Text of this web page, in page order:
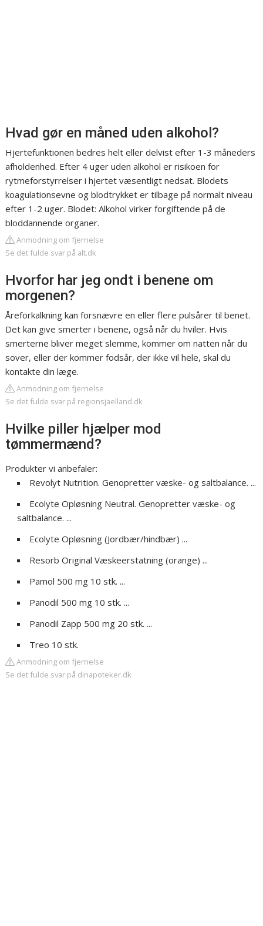
Hvad gør en måned uden alkohol?
Hjertefunktionen bedres helt eller delvist efter 1-3 måneders
afholdenhed. Efter 4 uger uden alkohol er risikoen for
rytmeforstyrrelser i hjertet væsentligt nedsat. Blodets
koagulationsevne og blodtrykket er tilbage på normalt niveau
efter 1-2 uger. Blodet: Alkohol virker forgiftende på de
bloddannende organer.
Anmodning om fjernelse
Se det fulde svar på alt.dk
Hvorfor har jeg ondt i benene om
morgenen?
Åreforkalkning kan forsnævre en eller flere pulsårer til benet.
Det kan give smerter i benene, også når du hviler. Hvis
smerterne bliver meget slemme, kommer om natten når du
sover, eller der kommer fodsår, der ikke vil hele, skal du
kontakte din læge.
Anmodning om fjernelse
Se det fulde svar på regionsjaelland.dk
Hvilke piller hjælper mod
tømmermænd?
Produkter vi anbefaler:
Revolyt Nutrition. Genopretter væske- og saltbalance. ...
Ecolyte Opløsning Neutral. Genopretter væske- og
saltbalance. ...
Ecolyte Opløsning (Jordbær/hindbær) ...
Resorb Original Væskeerstatning (orange) ...
Pamol 500 mg 10 stk. ...
Panodil 500 mg 10 stk. ...
Panodil Zapp 500 mg 20 stk. ...
Treo 10 stk.
Anmodning om fjernelse
Se det fulde svar på dinapoteker.dk